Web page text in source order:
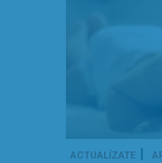
ACTUALÍZATE |